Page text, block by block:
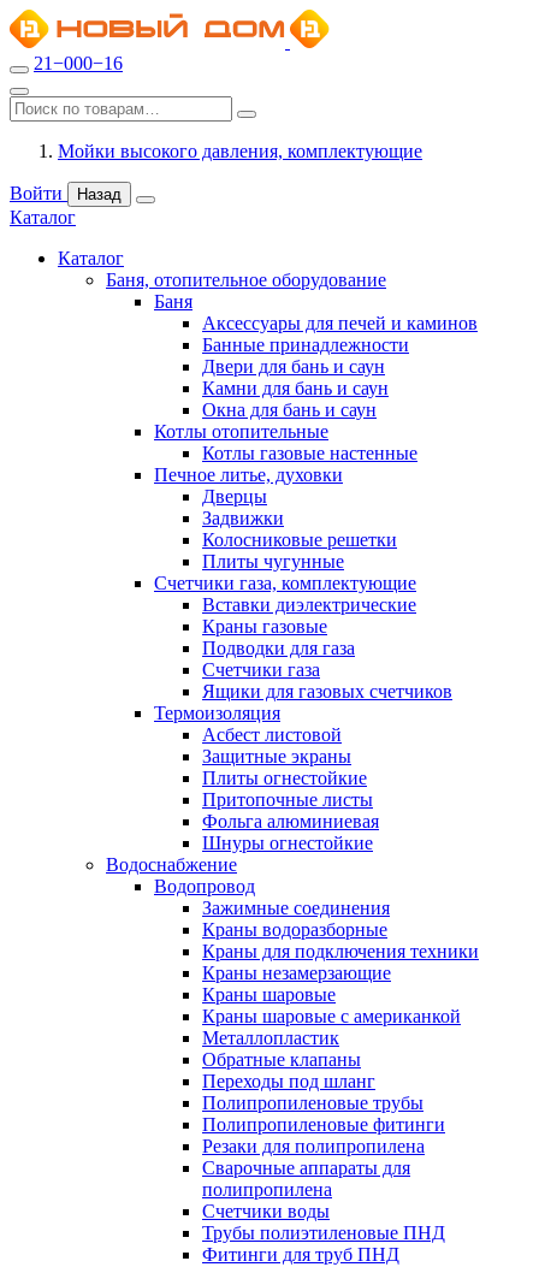
21−000−16
Мойки высокого давления, комплектующие
Войти Назад
Каталог
Каталог
Баня, отопительное оборудование
Баня
Аксессуары для печей и каминов
Банные принадлежности
Двери для бань и саун
Камни для бань и саун
Окна для бань и саун
Котлы отопительные
Котлы газовые настенные
Печное литье, духовки
Дверцы
Задвижки
Колосниковые решетки
Плиты чугунные
Счетчики газа, комплектующие
Вставки диэлектрические
Краны газовые
Подводки для газа
Счетчики газа
Ящики для газовых счетчиков
Термоизоляция
Асбест листовой
Защитные экраны
Плиты огнестойкие
Притопочные листы
Фольга алюминиевая
Шнуры огнестойкие
Водоснабжение
Водопровод
Зажимные соединения
Краны водоразборные
Краны для подключения техники
Краны незамерзающие
Краны шаровые
Краны шаровые с американкой
Металлопластик
Обратные клапаны
Переходы под шланг
Полипропиленовые трубы
Полипропиленовые фитинги
Резаки для полипропилена
Сварочные аппараты для
полипропилена
Счетчики воды
Трубы полиэтиленовые ПНД
Фитинги для труб ПНД